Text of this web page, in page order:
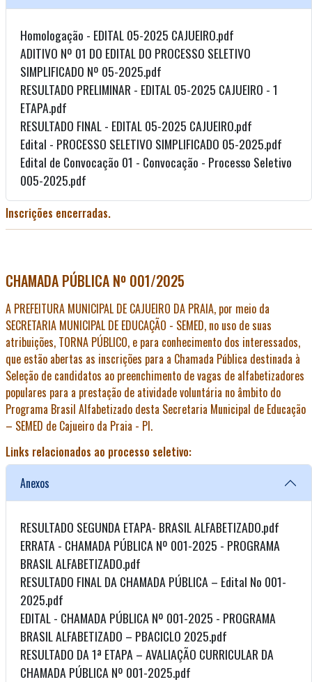
Homologação - EDITAL 05-2025 CAJUEIRO.pdf
ADITIVO Nº 01 DO EDITAL DO PROCESSO SELETIVO
SIMPLIFICADO Nº 05-2025.pdf
RESULTADO PRELIMINAR - EDITAL 05-2025 CAJUEIRO - 1
ETAPA.pdf
RESULTADO FINAL - EDITAL 05-2025 CAJUEIRO.pdf
Edital - PROCESSO SELETIVO SIMPLIFICADO 05-2025.pdf
Edital de Convocação 01 - Convocação - Processo Seletivo
005-2025.pdf
Inscrições encerradas.
CHAMADA PÚBLICA Nº 001/2025
A PREFEITURA MUNICIPAL DE CAJUEIRO DA PRAIA, por meio da
SECRETARIA MUNICIPAL DE EDUCAÇÃO - SEMED, no uso de suas
atribuições, TORNA PÚBLICO, e para conhecimento dos interessados,
que estão abertas as inscrições para a Chamada Pública destinada à
Seleção de candidatos ao preenchimento de vagas de alfabetizadores
populares para a prestação de atividade voluntária no âmbito do
Programa Brasil Alfabetizado desta Secretaria Municipal de Educação
– SEMED de Cajueiro da Praia - PI.
Links relacionados ao processo seletivo:
Anexos
RESULTADO SEGUNDA ETAPA- BRASIL ALFABETIZADO.pdf
ERRATA - CHAMADA PÚBLICA Nº 001-2025 - PROGRAMA
BRASIL ALFABETIZADO.pdf
RESULTADO FINAL DA CHAMADA PÚBLICA – Edital No 001-
2025.pdf
EDITAL - CHAMADA PÚBLICA Nº 001-2025 - PROGRAMA
BRASIL ALFABETIZADO – PBACICLO 2025.pdf
RESULTADO DA 1ª ETAPA – AVALIAÇÃO CURRICULAR DA
CHAMADA PÚBLICA Nº 001-2025.pdf